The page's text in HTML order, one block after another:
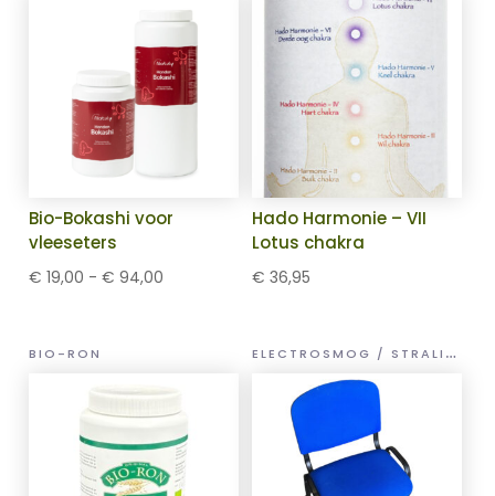
Bio-Bokashi voor
vleeseters
€ 19,00 - € 94,00
Hado Harmonie – VII
Lotus chakra
€ 36,95
BIO-RON E
LECTROSMOG / STRALING HULP